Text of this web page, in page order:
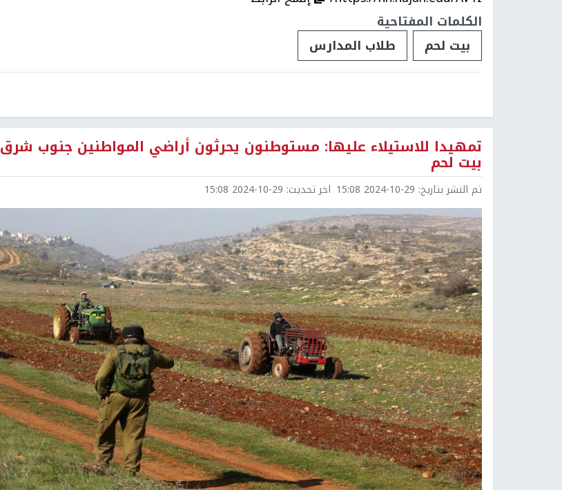
الكلمات المفتاحية
بيت لحم
طلاب المدارس
تمهيدا للاستيلاء عليها: مستوطنون يحرثون أراضي المواطنين جنوب شرق
بيت لحم
تم النشر بتاريخ: 2024-10-29 15:08 اخر تحديث: 2024-10-29 15:08